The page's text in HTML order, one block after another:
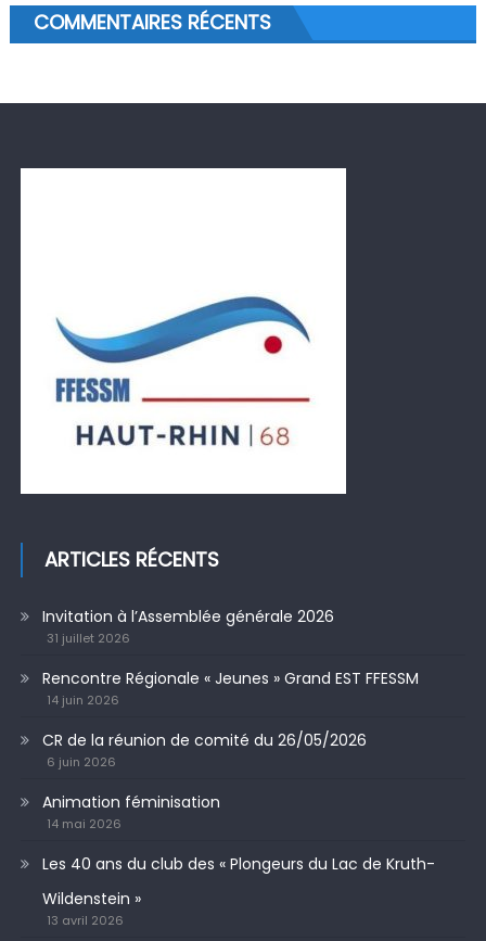
COMMENTAIRES RÉCENTS
ARTICLES RÉCENTS
Invitation à l’Assemblée générale 2026
31 juillet 2026
Rencontre Régionale « Jeunes » Grand EST FFESSM
14 juin 2026
CR de la réunion de comité du 26/05/2026
6 juin 2026
Animation féminisation
14 mai 2026
Les 40 ans du club des « Plongeurs du Lac de Kruth-
Wildenstein »
13 avril 2026